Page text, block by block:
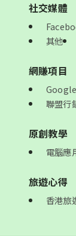
社交媒體
其他
網賺項目
聯盟行
原創教學
電腦應
旅遊心得
香港旅